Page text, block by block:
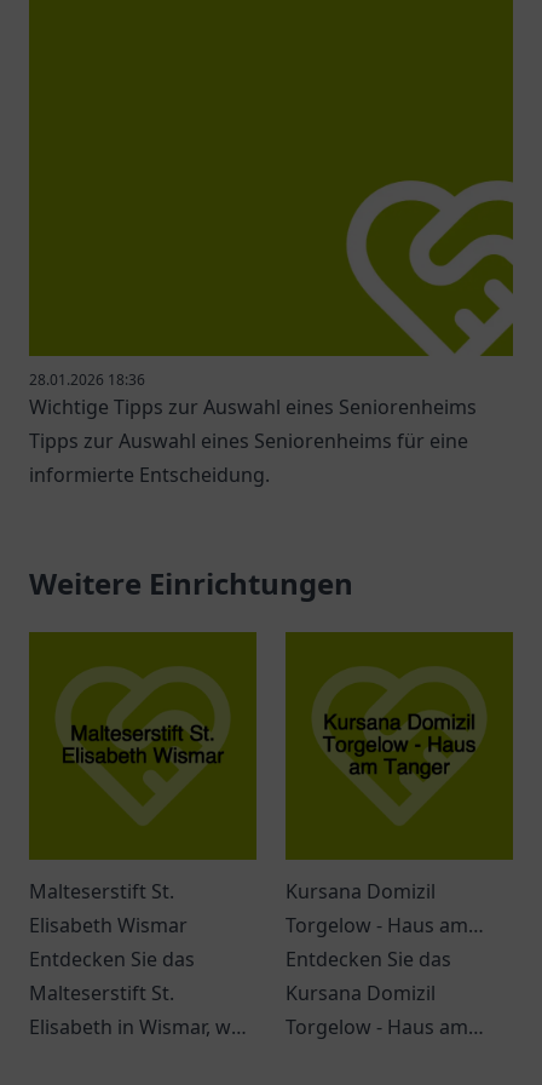
28.01.2026 18:36
Wichtige Tipps zur Auswahl eines Seniorenheims
Tipps zur Auswahl eines Seniorenheims für eine
informierte Entscheidung.
Weitere Einrichtungen
Malteserstift St.
Elisabeth Wismar
Entdecken Sie das
Malteserstift St.
Elisabeth in Wismar, wo
Kursana Domizil
Torgelow - Haus am
Tanger
Entdecken Sie das
Kursana Domizil
Torgelow - Haus am